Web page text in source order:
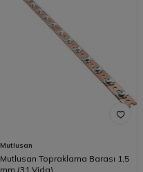
Mutlusan
Mutlusan Topraklama Barası 1,5
mm (31 Vida)